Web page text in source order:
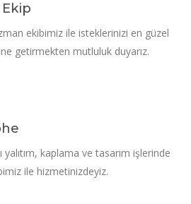
ekibimiz ile isteklerinizi en güzel
getirmekten mutluluk duyarız.
yalıtım, kaplama ve tasarım işlerinde
ile hizmetinizdeyiz.